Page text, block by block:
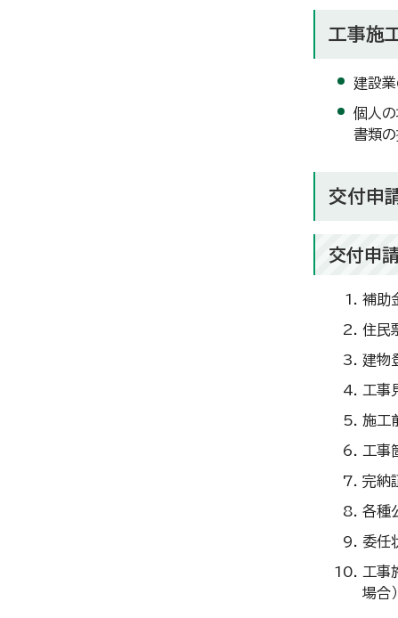
工事施
建設業
個人の
書類の
交付申
交付申
補助
住民
建物
工事
施工
工事
完納
各種
委任
工事
場合）